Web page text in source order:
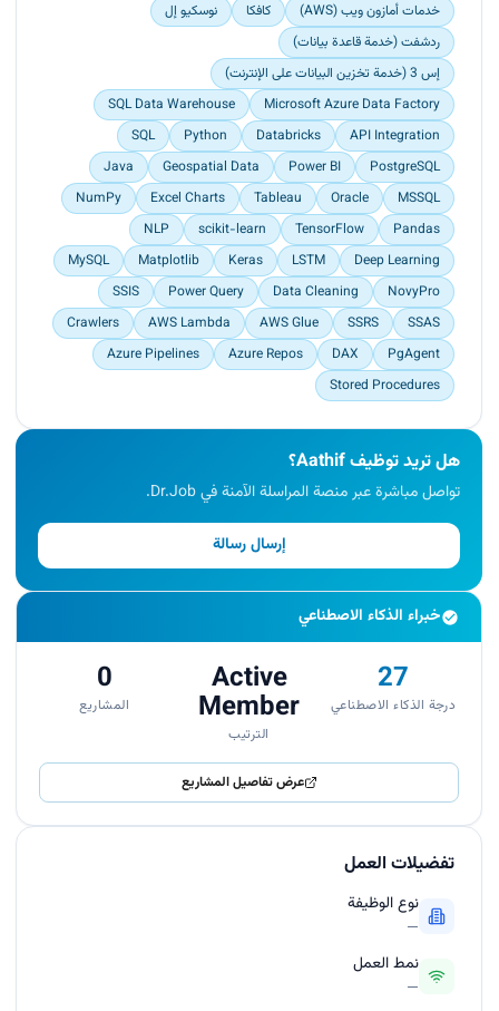
various levels of granularity.<br>
Provided a complete picture of how the business
is doing so stakeholders could understand what
is working and what needs to be improved.<br>
Contributed to the automation of the ETL pipeline
using AWS Glue.<br>
Identified AWS Glue as the replacement after
AWS discontinued their data pipeline service.<br>
Efficiently migrated and automated the client's
ETL processes.<br>
Ensured uninterrupted ETL operations for the
client, maintaining their workflow continuity.</p>
خدمات أمازون ويب (AWS)
كافكا
نوسكيو إل
ردشفت (خدمة قاعدة بيانات)
إس 3 (خدمة تخزين البيانات على الإنترنت)
Microsoft Azure Data Factory
SQL Data Warehouse
API Integration
Databricks
Python
SQL
PostgreSQL
Power BI
Geospatial Data
Java
MSSQL
Oracle
Tableau
Excel Charts
NumPy
Pandas
TensorFlow
scikit-learn
NLP
Deep Learning
LSTM
Keras
Matplotlib
MySQL
NovyPro
Data Cleaning
Power Query
SSIS
SSAS
SSRS
AWS Glue
AWS Lambda
Crawlers
PgAgent
DAX
Azure Repos
Azure Pipelines
Stored Procedures
هل تريد توظيف Aathif؟
تواصل مباشرة عبر منصة المراسلة الآمنة في Dr.Job.
إرسال رسالة
خبراء الذكاء الاصطناعي
27
درجة الذكاء الاصطناعي
Active
Member
الترتيب
0
المشاريع
عرض تفاصيل المشاريع
تفضيلات العمل
نوع الوظيفة
—
نمط العمل
—